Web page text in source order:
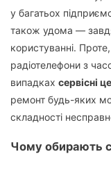
у багатьох
також удома —
користуванні.
радіотелефони з
випадках сервісні
ремонт будь-яких
складності
Чому обирають